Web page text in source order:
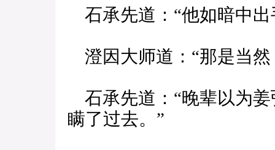
石承先道：“他如暗中出
澄因大师道：“那是当然
石承先道：“晚辈以为
瞒了过去。”